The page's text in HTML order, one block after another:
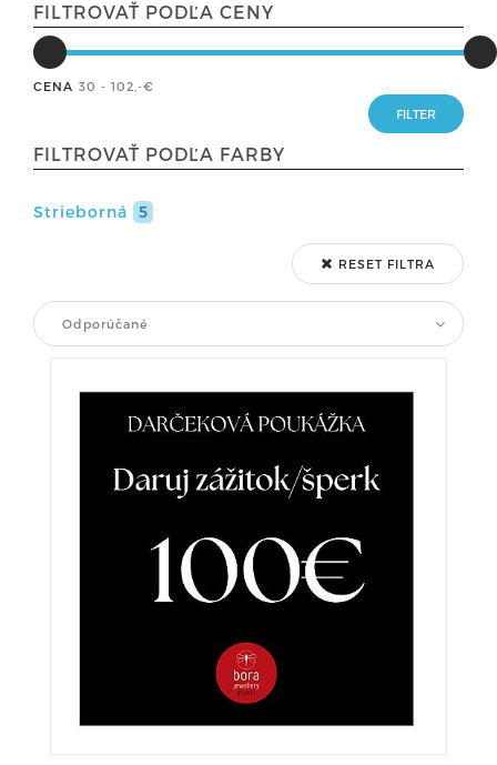
FILTROVAŤ PODĽA CENY
CENA 30 - 102 ,-€
FILTROVAŤ PODĽA FARBY
Strieborná 5
RESET FILTRA
Odporúčané